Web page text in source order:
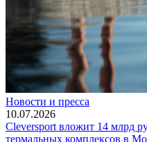
Новости и пресса
10.07.2026
Cleversport вложит 14 млрд
термальных комплексов в